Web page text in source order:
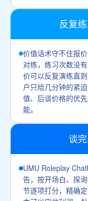
反复
价值话术守不住报
对练，练习次数没
价可以反复演练直
户只给几分钟的紧
值、后谈价格的优
能。
谈
UMU Roleplay
告，按开场白、探
节逐项打分，精确